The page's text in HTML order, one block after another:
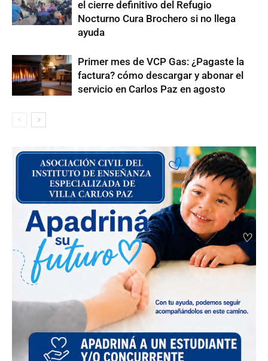
el cierre definitivo del Refugio
Nocturno Cura Brochero si no llega
ayuda
Primer mes de VCP Gas: ¿Pagaste la
factura? cómo descargar y abonar el
servicio en Carlos Paz en agosto